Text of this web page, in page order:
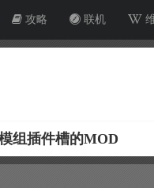
攻略 联机
组插件槽的MOD